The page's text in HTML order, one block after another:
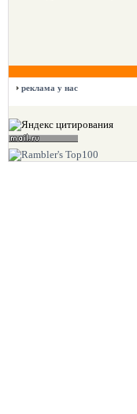
реклама у нас